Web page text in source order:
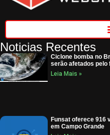
Noticias Recentes
Ciclone bomba no
serão afetados pelo
Leia Mais »
Funsat oferece 916
em Campo Grande